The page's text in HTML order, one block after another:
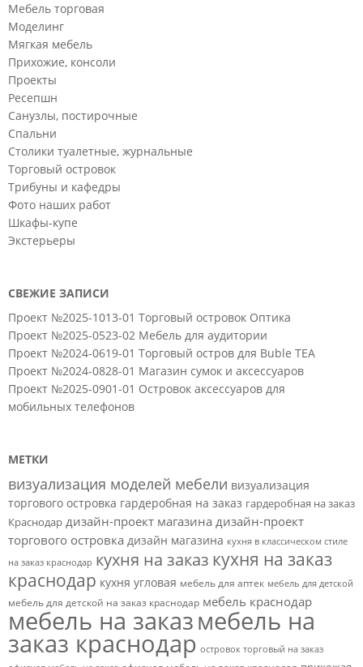
Мебель торговая
Моделинг
Мягкая мебель
Прихожие, консоли
Проекты
Ресепшн
Санузлы, постирочные
Спальни
Столики туалетные, журнальные
Торговый островок
Трибуны и кафедры
Фото наших работ
Шкафы-купе
Экстерьеры
СВЕЖИЕ ЗАПИСИ
Проект №2025-1013-01 Торговый островок Оптика
Проект №2025-0523-02 Мебель для аудитории
Проект №2024-0619-01 Торговый остров для Buble TEA
Проект №2024-0828-01 Магазин сумок и аксессуаров
Проект №2025-0901-01 Островок аксессуаров для
мобильных телефонов
МЕТКИ
визуализация моделей мебели визуализация
торгового островка гардеробная на заказ гардеробная на заказ
Краснодар дизайн-проект магазина дизайн-проект
торгового островка дизайн магазина кухня в классическом стиле
на заказ краснодар кухня на заказ кухня на заказ
краснодар кухня угловая мебель для аптек мебель для детской
мебель для детской на заказ краснодар мебель краснодар
мебель на заказмебель на
заказ краснодар островок торговый на заказ